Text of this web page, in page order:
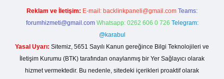
Reklam ve İletişim: E-mail: backlinkpaneli@gmail.com Teams:
forumhizmeti@gmail.com Whatsapp: 0262 606 0 726 Telegram:
@karabul
Yasal Uyarı: Sitemiz, 5651 Sayılı Kanun gereğince Bilgi Teknolojileri ve
İletişim Kurumu (BTK) tarafından onaylanmış bir Yer Sağlayıcı olarak
hizmet vermektedir. Bu nedenle, sitedeki içerikleri proaktif olarak